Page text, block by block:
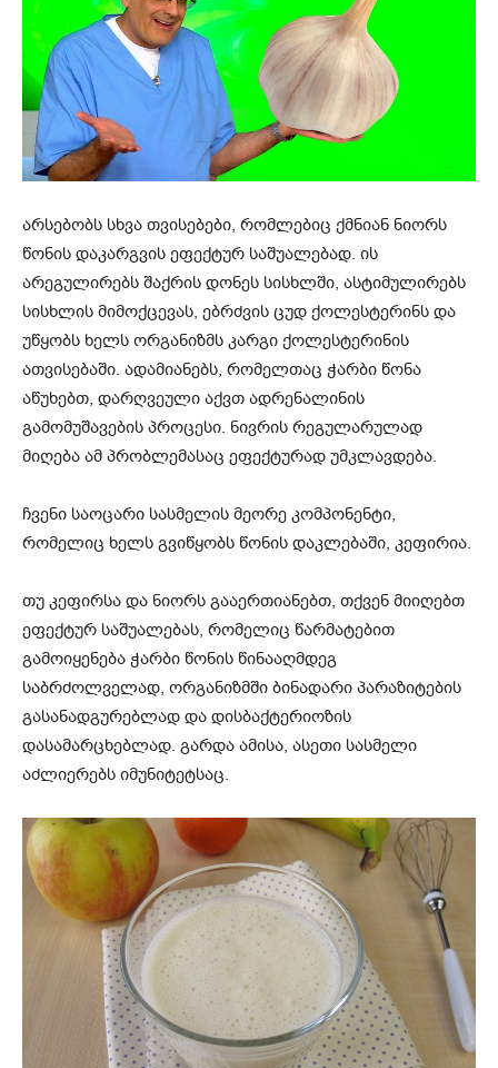
არსებობს სხვა თვისებები, რომლებიც ქმნიან ნიორს
წონის დაკარგვის ეფექტურ საშუალებად. ის
არეგულირებს შაქრის დონეს სისხლში, ასტიმულირებს
სისხლის მიმოქცევას, ებრძვის ცუდ ქოლესტერინს და
უწყობს ხელს ორგანიზმს კარგი ქოლესტერინის
ათვისებაში. ადამიანებს, რომელთაც ჭარბი წონა
აწუხებთ, დარღვეული აქვთ ადრენალინის
გამომუშავების პროცესი. ნივრის რეგულარულად
მიღება ამ პრობლემასაც ეფექტურად უმკლავდება.
ჩვენი საოცარი სასმელის მეორე კომპონენტი,
რომელიც ხელს გვიწყობს წონის დაკლებაში, კეფირია.
თუ კეფირსა და ნიორს გააერთიანებთ, თქვენ მიიღებთ
ეფექტურ საშუალებას, რომელიც წარმატებით
გამოიყენება ჭარბი წონის წინააღმდეგ
საბრძოლველად, ორგანიზმში ბინადარი პარაზიტების
გასანადგურებლად და დისბაქტერიოზის
დასამარცხებლად. გარდა ამისა, ასეთი სასმელი
აძლიერებს იმუნიტეტსაც.